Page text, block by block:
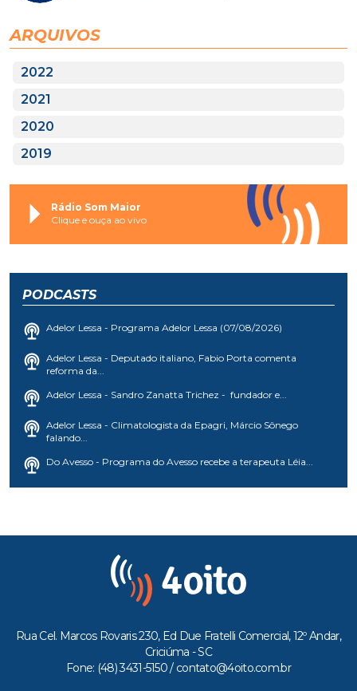
ARQUIVOS
2022
2021
2020
2019
Rádio Som Maior
Clique e ouça ao vivo
PODCASTS
Adelor Lessa - Programa Adelor Lessa (07/08/2026)
Adelor Lessa - Deputado italiano, Fabio Porta comenta
reforma da...
Adelor Lessa - Sandro Zanatta Trichez - fundador e...
Adelor Lessa - Climatologista da Epagri, Márcio Sônego
falando...
Do Avesso - Programa do Avesso recebe a terapeuta Léia...
Rua Cel. Marcos Rovaris 230, Ed Due Fratelli Comercial, 12º Andar,
Criciúma - SC
Fone: (48) 3431-5150 / contato@4oito.com.br